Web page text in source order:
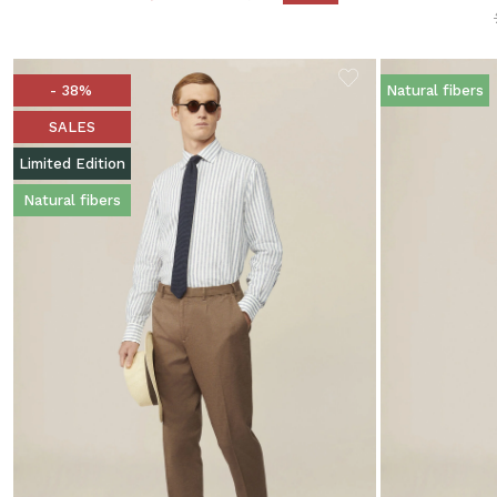
- 38%
SALES
Limited Edition
Natural fibers
Natural fibers